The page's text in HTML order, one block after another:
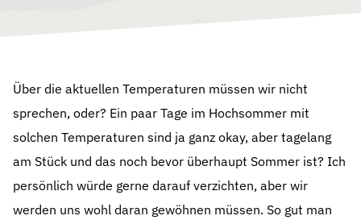
Über die aktuellen Temperaturen müssen wir nicht
sprechen, oder? Ein paar Tage im Hochsommer mit
solchen Temperaturen sind ja ganz okay, aber tagelang
am Stück und das noch bevor überhaupt Sommer ist? Ich
persönlich würde gerne darauf verzichten, aber wir
werden uns wohl daran gewöhnen müssen. So gut man